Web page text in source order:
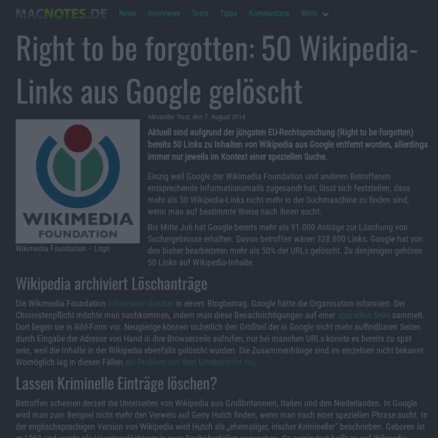
News Interviews Tests Tipps Kommentare Mehr
Right to be forgotten: 50 Wikipedia-
Links aus Google gelöscht
Alexander Trust, den 7. August 2014
Wikimedia Foundation – Logo
Aktuell sind aufgrund der jüngsten EU-Rechtsprechung (Right to be forgotten)
bereits 50 Links zu Inhalten von Wikipedia aus Google entfernt worden, allerdings
immer nur jeweils im Kontext einer speziellen Suche.
Einzig weil Google der Wikimedia Foundation und anderen Betroffenen
entsprechende Informationsmails zugesandt hat, lässt sich feststellen, dass
mehr als 50 Wikipedia-Links nicht mehr in der Suchmaschine zu finden sind,
wenn man auf bestimmte Weise nach ihnen sucht.
Bis Mitte Juli hat Google bereits mehr als 91.000 Anträge zur Löschung von
Suchergebnisse erhalten. Davon betroffen wären 328.000 Links. Google hat von
den bisher bearbeiteten mehr als 50% der URLs gelöscht. Zu denjenigen gehören
50 Links auf Wikipedia-Inhalte.
Wikipedia archiviert Löschanträge
Die Wikimedia Foundation informierte darüber in einem Blogbeitrag. Google hätte die Organisation informiert. Der
Chronistenpflicht möchte man nachkommen, indem man diese Benachrichtigungen auf einer speziellen Seite sammelt.
Dort liegen sie in Bild-Form vor. Neugierige können sicherlich den Großteil der in Google nicht mehr auffindbaren Seiten
durch Eingabe der Adresse von Hand in ihre Browserzeile aufrufen, nur bei manchen URLs könnte es bereits zu spät
sein, weil die Inhalte in der Wikipedia ebenfalls gelöscht wurden. Die Zusammenhänge sind im einzelnen nicht bekannt.
Womöglich lag in diesen Fällen ein Problem mit dem Urheberrecht vor.
Lassen Kriminelle Einträge löschen?
Betroffen scheinen derzeit die Unterseiten von Wikipedia aus Großbritannien, Italien und den Niederlanden. In Google
wird man zum Beispiel nicht mehr den Verweis auf Gerry Hutch finden, wenn man nach einer speziellen Phrase sucht. In
der englischsprachigen Version von Wikipedia wird Hutch als „ehemaliger, irischer Krimineller“ beschrieben. Geboren ist